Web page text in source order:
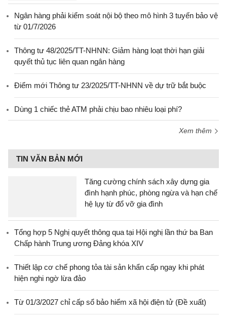
Ngân hàng phải kiểm soát nội bộ theo mô hình 3 tuyến bảo vệ
từ 01/7/2026
Thông tư 48/2025/TT-NHNN: Giảm hàng loạt thời hạn giải
quyết thủ tục liên quan ngân hàng
Điểm mới Thông tư 23/2025/TT-NHNN về dự trữ bắt buộc
Dùng 1 chiếc thẻ ATM phải chịu bao nhiêu loại phí?
Xem thêm
TIN VĂN BẢN MỚI
Tăng cường chính sách xây dựng gia
đình hạnh phúc, phòng ngừa và hạn chế
hệ lụy từ đổ vỡ gia đình
Tổng hợp 5 Nghị quyết thông qua tại Hội nghị lần thứ ba Ban
Chấp hành Trung ương Đảng khóa XIV
Thiết lập cơ chế phong tỏa tài sản khẩn cấp ngay khi phát
hiện nghi ngờ lừa đảo
Từ 01/3/2027 chỉ cấp sổ bảo hiểm xã hội điện tử (Đề xuất)